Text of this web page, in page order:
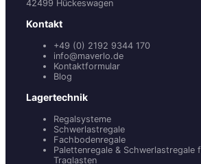
42499 Hückeswagen
Kontakt
+49 (0) 2192 9344 170
info@maverlo.de
Kontaktformular
Blog
Lagertechnik
Regalsysteme
Schwerlastregale
Fachbodenregale
Palettenregale & Schwerlastregale
Traglasten